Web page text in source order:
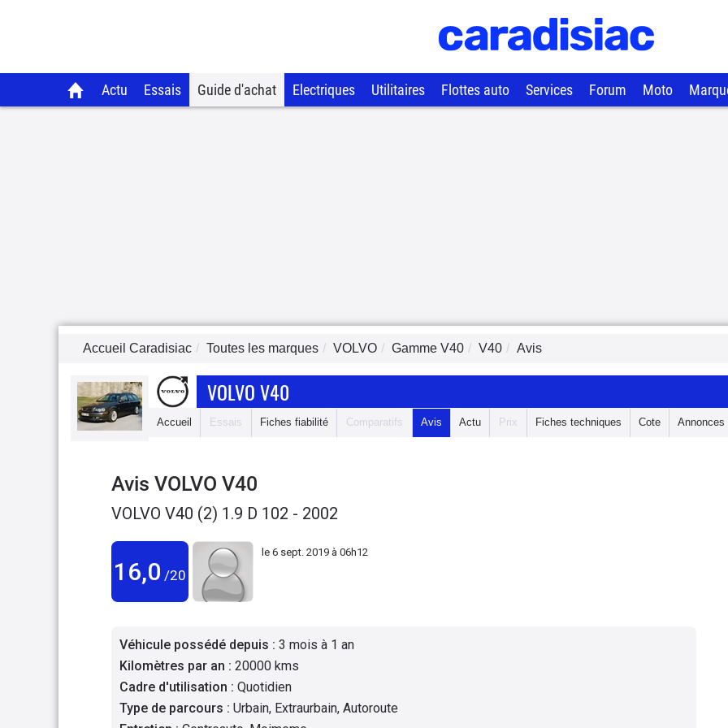
Actu Essais Guide d'achat Electriques Utilitaires Flottes auto Services Forum Moto
Accueil Caradisiac Toutes les marques VOLVO Gamme V40 V40 Avis
VOLVO V40
Accueil Essais Fiches fiabilité Comparatifs Avis Actu Prix Fiches techniques Cote Annonces
Avis VOLVO V40
VOLVO V40 (2) 1.9 D 102 - 2002
16,0 /20
le 6 sept. 2019 à 06h12
Véhicule possédé depuis : 3 mois à 1 an
Kilomètres par an : 20000 kms
Cadre d'utilisation : Quotidien
Type de parcours : Urbain, Extraurbain, Autoroute